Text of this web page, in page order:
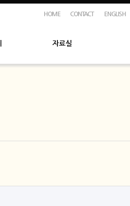
HOME CONTACT ENGLISH
자료실